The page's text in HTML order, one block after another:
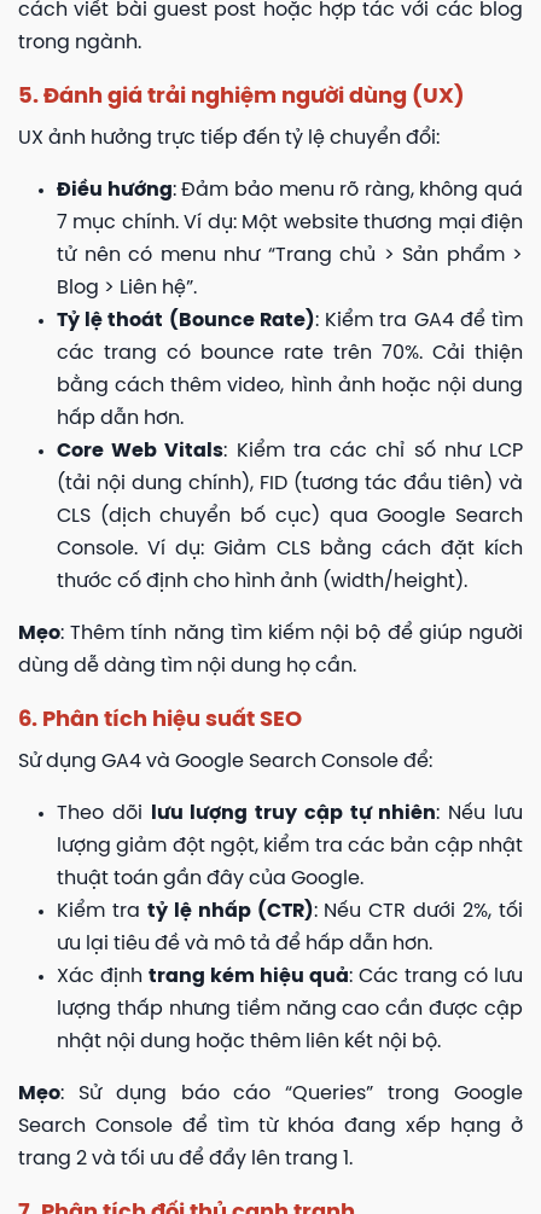
cách viết bài guest post hoặc hợp tác với các blog
trong ngành.
5. Đánh giá trải nghiệm người dùng (UX)
UX ảnh hưởng trực tiếp đến tỷ lệ chuyển đổi:
Điều hướng: Đảm bảo menu rõ ràng, không quá
7 mục chính. Ví dụ: Một website thương mại điện
tử nên có menu như “Trang chủ > Sản phẩm >
Blog > Liên hệ”.
Tỷ lệ thoát (Bounce Rate): Kiểm tra GA4 để tìm
các trang có bounce rate trên 70%. Cải thiện
bằng cách thêm video, hình ảnh hoặc nội dung
hấp dẫn hơn.
Core Web Vitals: Kiểm tra các chỉ số như LCP
(tải nội dung chính), FID (tương tác đầu tiên) và
CLS (dịch chuyển bố cục) qua Google Search
Console. Ví dụ: Giảm CLS bằng cách đặt kích
thước cố định cho hình ảnh (width/height).
Mẹo: Thêm tính năng tìm kiếm nội bộ để giúp người
dùng dễ dàng tìm nội dung họ cần.
6. Phân tích hiệu suất SEO
Sử dụng GA4 và Google Search Console để:
Theo dõi lưu lượng truy cập tự nhiên: Nếu lưu
lượng giảm đột ngột, kiểm tra các bản cập nhật
thuật toán gần đây của Google.
Kiểm tra tỷ lệ nhấp (CTR): Nếu CTR dưới 2%, tối
ưu lại tiêu đề và mô tả để hấp dẫn hơn.
Xác định trang kém hiệu quả: Các trang có lưu
lượng thấp nhưng tiềm năng cao cần được cập
nhật nội dung hoặc thêm liên kết nội bộ.
Mẹo: Sử dụng báo cáo “Queries” trong Google
Search Console để tìm từ khóa đang xếp hạng ở
trang 2 và tối ưu để đẩy lên trang 1.